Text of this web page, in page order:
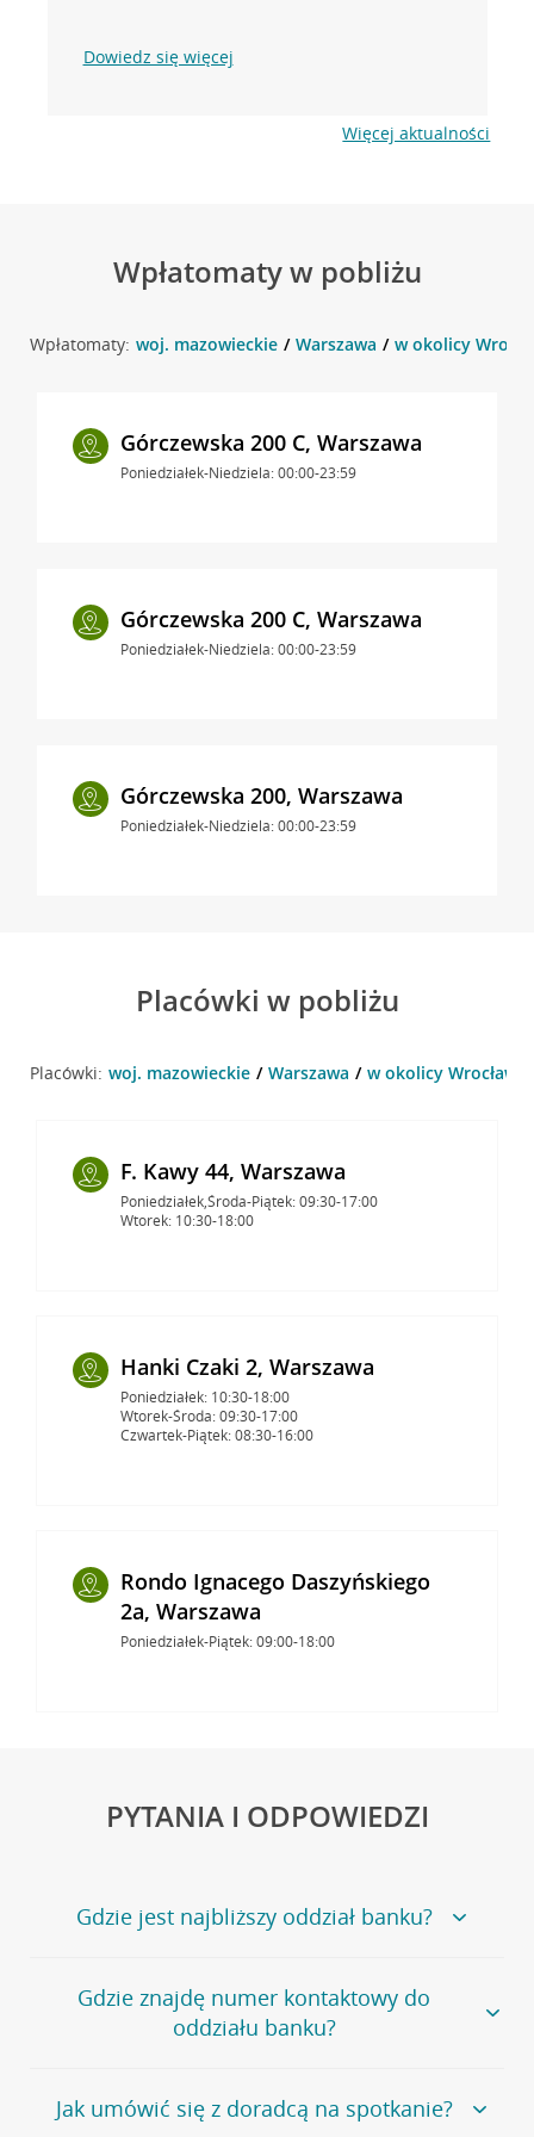
Dowiedz się więcej
Więcej aktualności
Wpłatomaty w pobliżu
Wpłatomaty: woj. mazowieckie Warszawa w okolicy
Górczewska 200 C, Warszawa
Poniedziałek-Niedziela: 00:00-23:59
Górczewska 200 C, Warszawa
Poniedziałek-Niedziela: 00:00-23:59
Górczewska 200, Warszawa
Poniedziałek-Niedziela: 00:00-23:59
Placówki w pobliżu
Placówki: woj. mazowieckie Warszawa w okolicy
F. Kawy 44, Warszawa
Poniedziałek,Środa-Piątek: 09:30-17:00
Wtorek: 10:30-18:00
Hanki Czaki 2, Warszawa
Poniedziałek: 10:30-18:00
Wtorek-Środa: 09:30-17:00
Czwartek-Piątek: 08:30-16:00
Rondo Ignacego Daszyńskiego
2a, Warszawa
Poniedziałek-Piątek: 09:00-18:00
PYTANIA I ODPOWIEDZI
Gdzie jest najbliższy oddział banku?
Jeśli szukasz oddziału naszego banku, zapraszamy na
stronęPlacówki i bankomaty, na której znajduje się
wygodna wyszukiwarka.
oddziałów
Gdzie znajdę numer kontaktowy do
oddziału banku?
Bank Credit Agricole nie udostępnia ogólnego numeru
telefonu do placówki bankowej.
Jak umówić się z doradcą na spotkanie?